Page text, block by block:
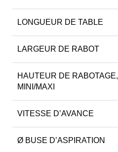
LONGUEUR DE TABLE
LARGEUR DE RABOT
HAUTEUR DE RABOTAGE,
MINI/MAXI
VITESSE D’AVANCE
Ø BUSE D’ASPIRATION